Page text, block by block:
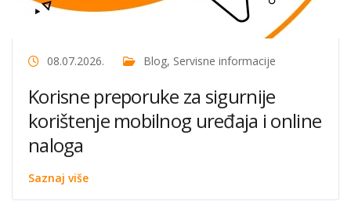
08.07.2026. Blog, Servisne informacije
Korisne preporuke za sigurnije
korištenje mobilnog uređaja i online
naloga
Saznaj više